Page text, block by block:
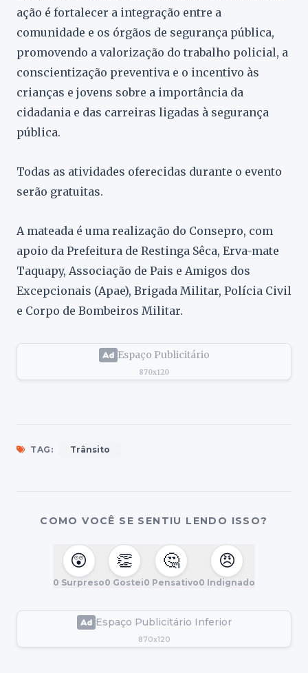
ação é fortalecer a integração entre a
comunidade e os órgãos de segurança pública,
promovendo a valorização do trabalho policial, a
conscientização preventiva e o incentivo às
crianças e jovens sobre a importância da
cidadania e das carreiras ligadas à segurança
pública.
Todas as atividades oferecidas durante o evento
serão gratuitas.
A mateada é uma realização do Consepro, com
apoio da Prefeitura de Restinga Sêca, Erva-mate
Taquapy, Associação de Pais e Amigos dos
Excepcionais (Apae), Brigada Militar, Polícia Civil
e Corpo de Bombeiros Militar.
Espaço Publicitário
870x120
TAG: Trânsito
COMO VOCÊ SE SENTIU LENDO ISSO?
😲
0 Surpreso
👏
0 Gostei
🤔
0 Pensativo
😠
0 Indignado
Espaço Publicitário Inferior
870x120